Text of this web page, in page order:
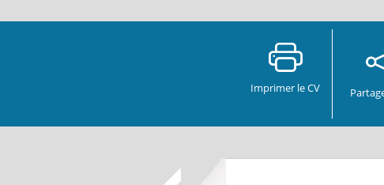
Imprimer le CV